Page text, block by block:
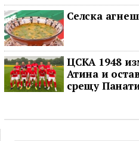
Селска
ЦСКА 1948
Атина и
срещу